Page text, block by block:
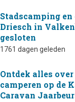
Stadscamping
Driesch in
gesloten
1761 dagen geleden
Ontdek alles
camperen op de
Caravan